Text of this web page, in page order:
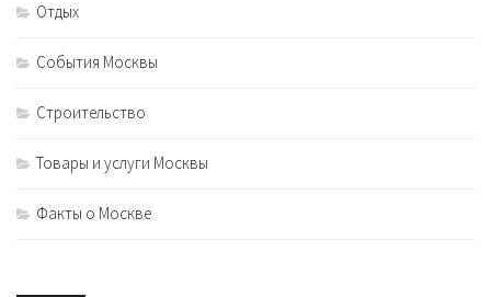
Отдых
События Москвы
Строительство
Товары и услуги Москвы
Факты о Москве